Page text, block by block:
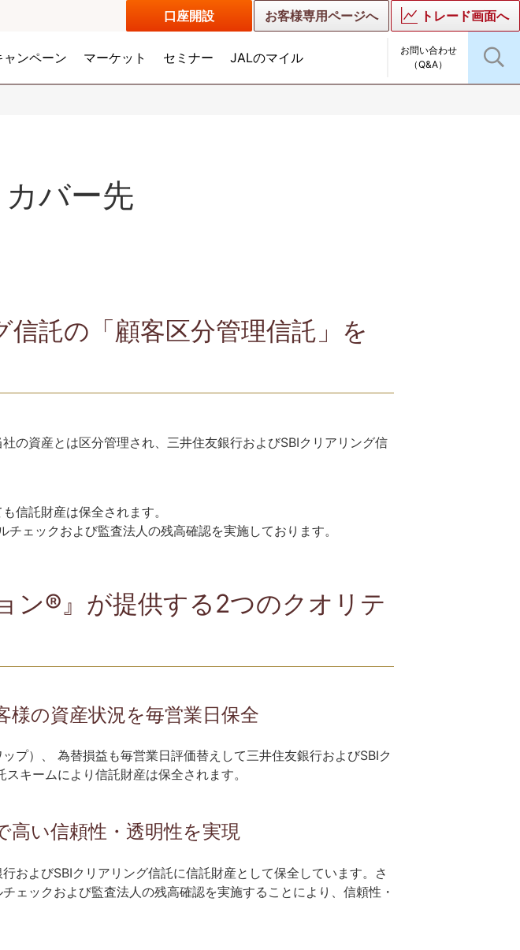
口座開設 お客様専用ページへ トレード画面へ
ャンペーン マーケット セミナー JALのマイル
お問い合わせ
（Q&A）
バー先
託の「顧客区分管理信託」を
の資産とは区分管理され、三井住友銀行およびSBIクリアリング信
信託財産は保全されます。
ェックおよび監査法人の残高確認を実施しております。
ン®』が提供する2つのクオリテ
の資産状況を毎営業日保全
プ）、 為替損益も毎営業日評価替えして三井住友銀行およびSBIク
キームにより信託財産は保全されます。
高い信頼性・透明性を実現
およびSBIクリアリング信託に信託財産として保全しています。さ
ェックおよび監査法人の残高確認を実施することにより、信頼性・